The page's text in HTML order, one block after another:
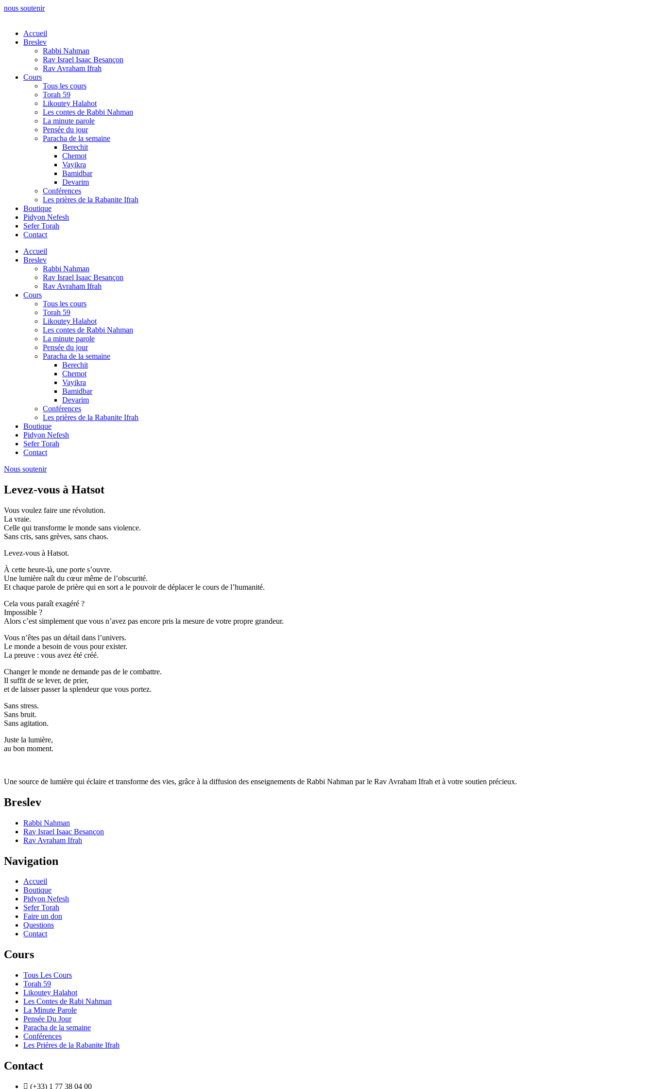
Skip
nous soutenir
Accueil
Breslev
Rabbi Nahman
Rav Israel Isaac Besançon
Rav Avraham Ifrah
Cours
Tous les cours
Torah 59
Likoutey Halahot
Les contes de Rabbi Nahman
La minute parole
Pensée du jour
Paracha de la semaine
Berechit
Chemot
Vayikra
Bamidbar
Devarim
Conférences
Les prières de la Rabanite Ifrah
Boutique
Pidyon Nefesh
Sefer Torah
Contact
Accueil
Breslev
Rabbi Nahman
Rav Israel Isaac Besançon
Rav Avraham Ifrah
Cours
Tous les cours
Torah 59
Likoutey Halahot
Les contes de Rabbi Nahman
La minute parole
Pensée du jour
Paracha de la semaine
Berechit
Chemot
Vayikra
Bamidbar
Devarim
Conférences
Les prières de la Rabanite Ifrah
Boutique
Pidyon Nefesh
Sefer Torah
Contact
Nous soutenir
Levez-vous à Hatsot
Vous voulez faire une révolution.
La vraie.
Celle qui transforme le monde sans violence.
Sans cris, sans grèves, sans chaos.
Levez-vous à Hatsot.
À cette heure-là, une porte s’ouvre.
Une lumière naît du cœur même de l’obscurité.
Et chaque parole de prière qui en sort a le pouvoir de déplacer le cours de l’humanité.
Cela vous paraît exagéré ?
Impossible ?
Alors c’est simplement que vous n’avez pas encore pris la mesure de votre propre grandeur.
Vous n’êtes pas un détail dans l’univers.
Le monde a besoin de vous pour exister.
La preuve : vous avez été créé.
Changer le monde ne demande pas de le combattre.
Il suffit de se lever, de prier,
et de laisser passer la splendeur que vous portez.
Sans stress.
Sans bruit.
Sans agitation.
Juste la lumière,
au bon moment.
Une source de lumière qui éclaire et transforme des vies, grâce à la diffusion des enseignements de Rabbi Nahman par le Rav Avraham Ifrah et à votre soutien précieux.
Breslev
Rabbi Nahman
Rav Israel Isaac Besançon
Rav Avraham Ifrah
Navigation
Accueil
Boutique
Pidyon Nefesh
Sefer Torah
Faire un don
Questions
Contact
Cours
Tous Les Cours
Torah 59
Likoutey Halahot
Les Contes de Rabi Nahman
La Minute Parole
Pensée Du Jour
Paracha de la semaine
Conférences
Les Priéres de la Rabanite Ifrah
Contact
(+33) 1 77 38 04 00